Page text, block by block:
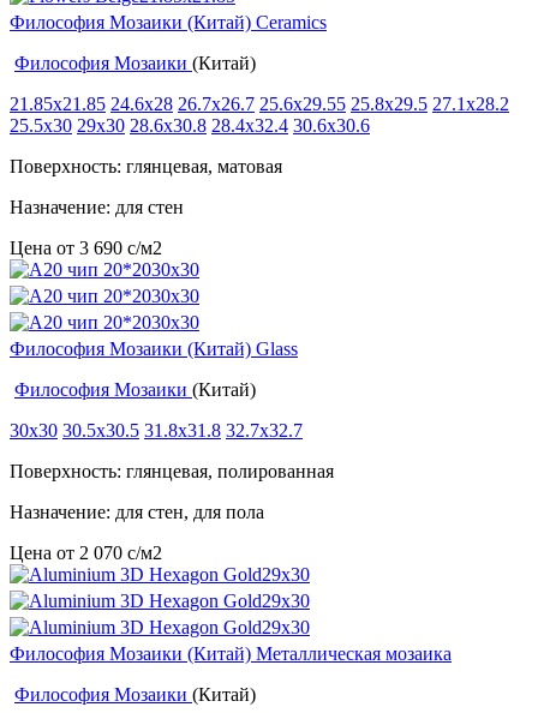
Философия Мозаики (Китай) Ceramics
Философия Мозаики (Китай)
21.85x21.85 24.6x28 26.7x26.7 25.6x29.55 25.8x29.5 27.1x28.2
25.5x30 29x30 28.6x30.8 28.4x32.4 30.6x30.6
Поверхность: глянцевая, матовая
Назначение: для стен
Цена от 3 690 c/м2
Философия Мозаики (Китай) Glass
Философия Мозаики (Китай)
30x30 30.5x30.5 31.8x31.8 32.7x32.7
Поверхность: глянцевая, полированная
Назначение: для стен, для пола
Цена от 2 070 c/м2
Философия Мозаики (Китай) Металлическая мозаика
Философия Мозаики (Китай)